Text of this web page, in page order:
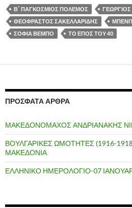
Β΄ ΠΑΓΚΟΣΜΙΟΣ ΠΟΛΕΜΟΣ
ΓΕΩΡΓΙΟΣ
ΘΕΟΦΡΑΣΤΟΣ ΣΑΚΕΛΛΑΡΙΔΗΣ
ΣΟΦΙΑ ΒΕΜΠΟ
ΤΟ ΕΠΟΣ ΤΟΥ 40
ΠΡΌΣΦΑΤΑ ΆΡΘΡΑ
ΜΑΚΕΔΟΝΟΜΑΧΟΣ ΑΝΔΡΙΑΝΑΚΗΣ
ΒΟΥΛΓΑΡΙΚΕΣ ΩΜΟΤΗΤΕΣ (1916-
ΜΑΚΕΔΟΝΙΑ
ΕΛΛΗΝΙΚΟ ΗΜΕΡΟΛΟΓΙΟ-07